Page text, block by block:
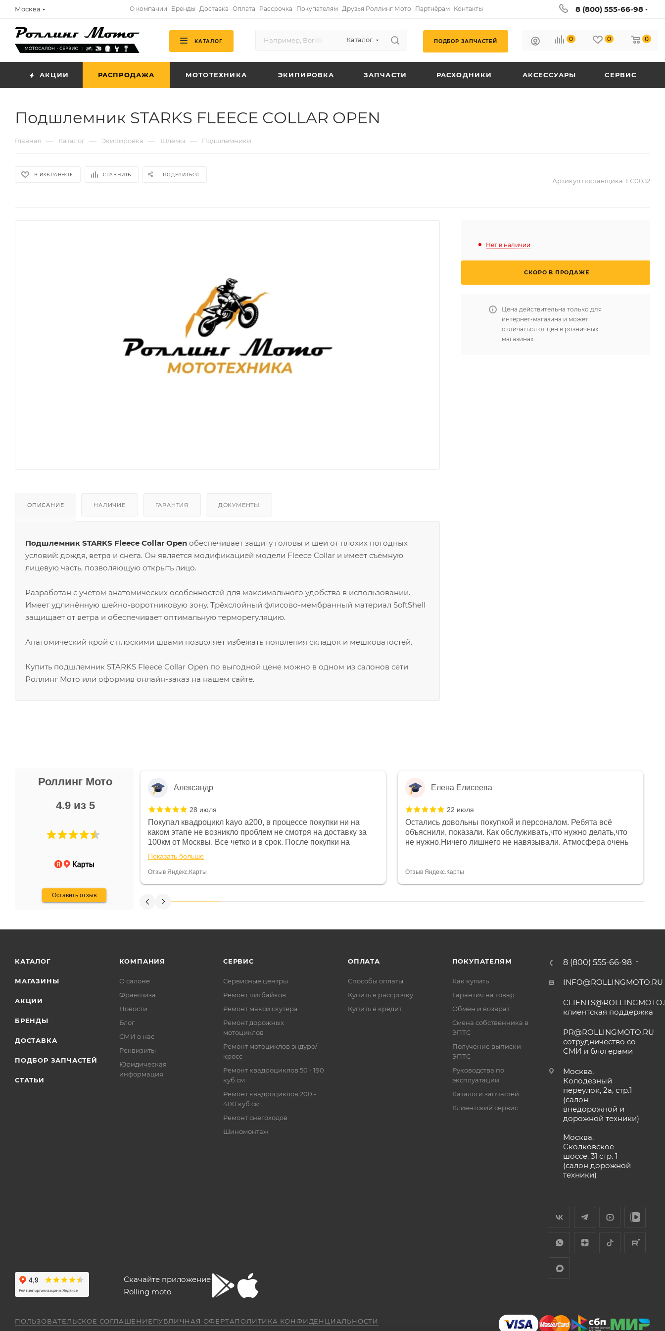
Москва О компании Бренды Доставка Оплата Рассрочка Покупателям Друзья Роллинг Мото Партнёрам Контакты 8 (800) 555-66-98
КАТАЛОГ Каталог ПОДБОР ЗАПЧАСТЕЙ 0 0 0
АКЦИИ РАСПРОДАЖА МОТОТЕХНИКА ЭКИПИРОВКА ЗАПЧАСТИ РАСХОДНИКИ АКСЕССУАРЫ СЕРВИС
Подшлемник STARKS FLEECE COLLAR OPEN
Главная — Каталог — Экипировка — Шлемы — Подшлемники
В ИЗБРАННОЕ СРАВНИТЬ ПОДЕЛИТЬСЯ
Артикул поставщика: LC0032
ОПИСАНИЕ НАЛИЧИЕ ГАРАНТИЯ ДОКУМЕНТЫ
Подшлемник STARKS Fleece Collar Open обеспечивает защиту головы и шеи от плохих погодных
условий: дождя, ветра и снега. Он является модификацией модели Fleece Collar и имеет съёмную
лицевую часть, позволяющую открыть лицо.
Разработан с учётом анатомических особенностей для максимального удобства в использовании.
Имеет удлинённую шейно-воротниковую зону. Трёхслойный флисово-мембранный материал SoftShell
защищает от ветра и обеспечивает оптимальную терморегуляцию.
Анатомический крой с плоскими швами позволяет избежать появления складок и мешковатостей.
Купить подшлемник STARKS Fleece Collar Open по выгодной цене можно в одном из салонов сети
Роллинг Мото или оформив онлайн-заказ на нашем сайте.
Нет в наличии
СКОРО В ПРОДАЖЕ
Цена действительна только для
интернет-магазина и может
отличаться от цен в розничных
магазинах
Роллинг Мото
4.9 из 5
Оставить отзыв
Не понравились условия
и дают только на год)
Александр
28 июля
Покупал квадроцикл kayo a200, в процессе покупки ни на
каком этапе не возникло проблем не смотря на доставку за
100км от Москвы. Все четко и в срок. После покупки на
спидометре всегда был 0, при этом представители магазина
постоянно были на связи и в итоге проблема была решена.
Считаю, что это говорит о небезразличии к клиенту после
Показать больше
Отзыв Яндекс.Карты
Елена Елисеева
22 июля
Остались довольны покупкой и персоналом. Ребята всё
объяснили, показали. Как обслуживать,что нужно делать,что
не нужно.Ничего лишнего не навязывали. Атмосфера очень
огромное спасибо Дмитрию, за клиентоориентированность и
Отзыв Яндекс.Карты
КАТАЛОГ
МАГАЗИНЫ
АКЦИИ
БРЕНДЫ
ДОСТАВКА
ПОДБОР ЗАПЧАСТЕЙ
СТАТЬИ
КОМПАНИЯ
О салоне
Франшиза
Новости
Блог
СМИ о нас
Реквизиты
Юридическая
информация
СЕРВИС
Сервисные центры
Ремонт питбайков
Ремонт макси скутера
Ремонт дорожных
мотоциклов
Ремонт мотоциклов эндуро/
кросс
Ремонт квадроциклов 50 - 190
куб.см
Ремонт квадроциклов 200 -
400 куб.см
Ремонт снегоходов
Шиномонтаж
ОПЛАТА
Способы оплаты
Купить в рассрочку
Купить в кредит
ПОКУПАТЕЛЯМ
Как купить
Гарантия на товар
Обмен и возврат
Смена собственника в
ЭПТС
Получение выписки
ЭПТС
Руководства по
эксплуатации
Каталоги запчастей
Клиентский сервис
8 (800) 555-66-98
INFO@ROLLINGMOTO.RU
клиентская поддержка
PR@ROLLINGMOTO.RU
сотрудничество со
СМИ и блогерами
Москва,
Колодезный
переулок, 2а, стр.1
(салон
внедорожной и
дорожной техники)
Москва,
Сколковское
шоссе, 31 стр. 1
(салон дорожной
техники)
Скачайте приложение
Rolling moto
ПОЛЬЗОВАТЕЛЬСКОЕ СОГЛАШЕНИЕПУБЛИЧНАЯ ОФЕРТАПОЛИТИКА КОНФИДЕНЦИАЛЬНОСТИ